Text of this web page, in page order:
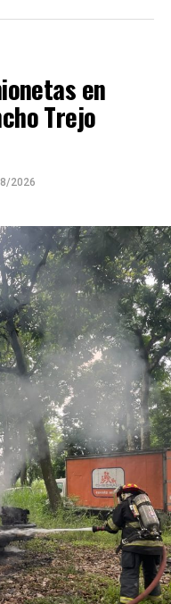
Acatlán-El Amate
en
Trejo
2026